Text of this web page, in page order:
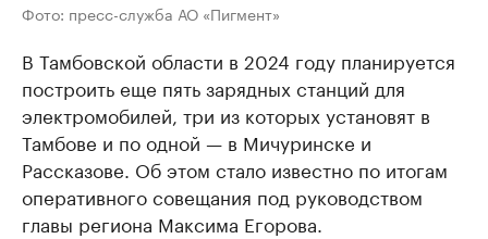
Фото: пресс-служба АО «Пигмент»
В Тамбовской области в 2024 году планируется
построить еще пять зарядных станций для
электромобилей, три из которых установят в
Тамбове и по одной — в Мичуринске и
Рассказове. Об этом стало известно по итогам
оперативного совещания под руководством
главы региона Максима Егорова.